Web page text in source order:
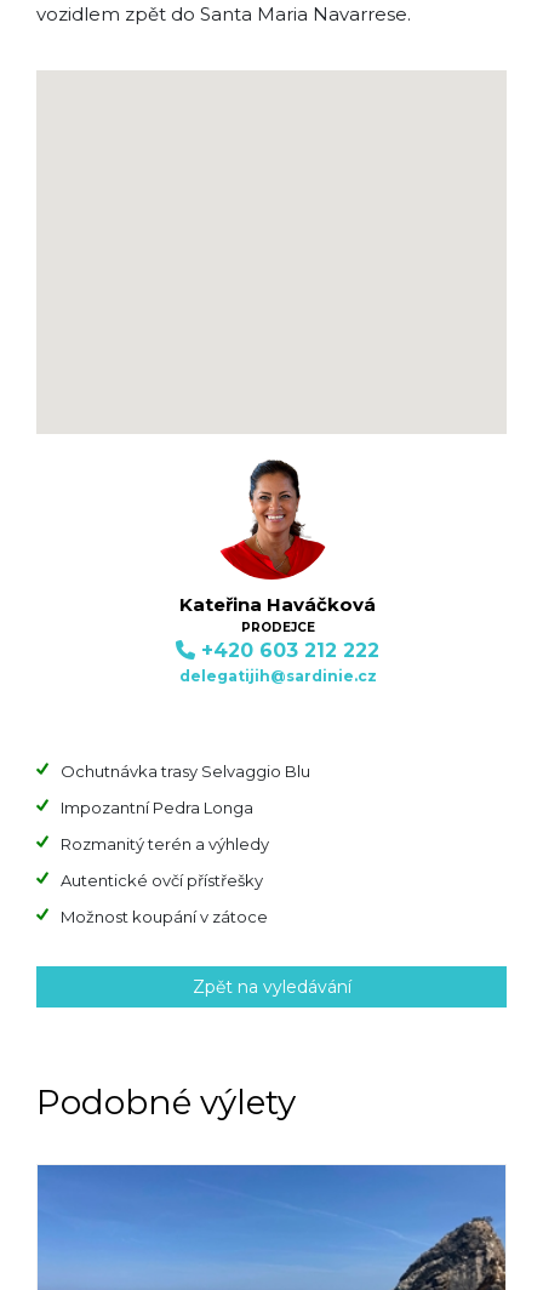
vozidlem zpět do Santa Maria Navarrese.
Kateřina Haváčková
PRODEJCE
+420 603 212 222
delegatijih@sardinie.cz
Ochutnávka trasy Selvaggio Blu
Impozantní Pedra Longa
Rozmanitý terén a výhledy
Autentické ovčí přístřešky
Možnost koupání v zátoce
Zpět na vyledávání
Podobné výlety